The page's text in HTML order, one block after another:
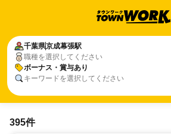
千葉県京成幕張駅
職種を選択してください
ボーナス・賞与あり
キーワードを選択してください
395件